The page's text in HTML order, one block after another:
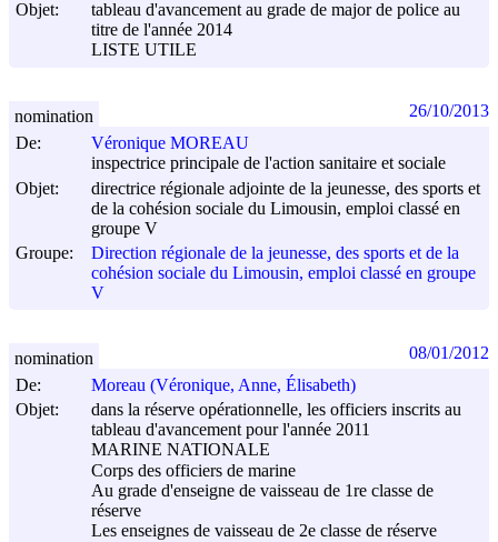
Objet:
tableau d'avancement au grade de major de police au
titre de l'année 2014
LISTE UTILE
De:
Véronique MOREAU
inspectrice principale de l'action sanitaire et sociale
Objet:
directrice régionale adjointe de la jeunesse, des sports et
de la cohésion sociale du Limousin, emploi classé en
groupe V
Groupe:
Direction régionale de la jeunesse, des sports et de la
cohésion sociale du Limousin, emploi classé en groupe
V
nomination 26/10/2013
De:
Moreau (Véronique, Anne, Élisabeth)
Objet:
dans la réserve opérationnelle, les officiers inscrits au
tableau d'avancement pour l'année 2011
MARINE NATIONALE
Corps des officiers de marine
Au grade d'enseigne de vaisseau de 1re classe de
réserve
Les enseignes de vaisseau de 2e classe de réserve
nomination 08/01/2012